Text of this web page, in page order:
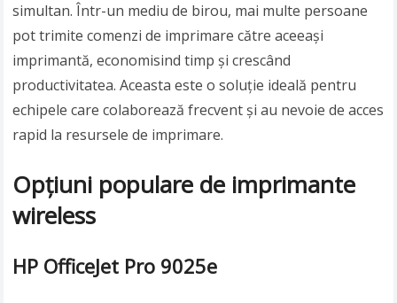
simultan. Într-un mediu de birou, mai multe persoane
pot trimite comenzi de imprimare către aceeași
imprimantă, economisind timp și crescând
productivitatea. Aceasta este o soluție ideală pentru
echipele care colaborează frecvent și au nevoie de acces
rapid la resursele de imprimare.
Opțiuni populare de imprimante
wireless
HP OfficeJet Pro 9025e